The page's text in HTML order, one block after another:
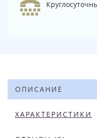
ОПИСАНИЕ
ХАРАКТЕРИСТИКИ